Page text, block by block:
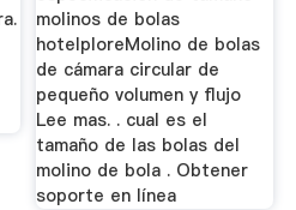
molinos de bolas
hotelploreMolino de bolas
de cámara circular de
pequeño volumen y flujo
Lee mas. . cual es el
tamaño de las bolas del
molino de bola . Obtener
soporte en línea